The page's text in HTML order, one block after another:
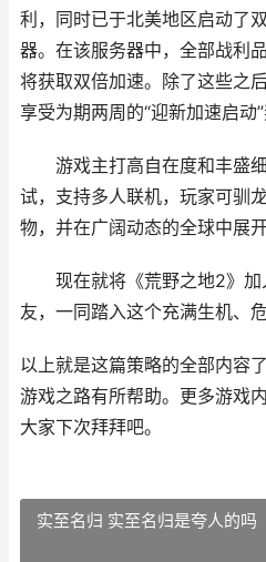
利，同时已于北美地区启动了
器。在该服务器中，全部战利
将获取双倍加速。除了这些之
享受为期两周的“迎新加速启动”
游戏主打高自在度和丰盛
试，支持多人联机，玩家可驯
物，并在广阔动态的全球中展
现在就将《荒野之地2》
友，一同踏入这个充满生机、
以上就是这篇策略的全部内容
游戏之路有所帮助。更多游戏
大家下次拜拜吧。
实至名归 实至名归是夸人的吗